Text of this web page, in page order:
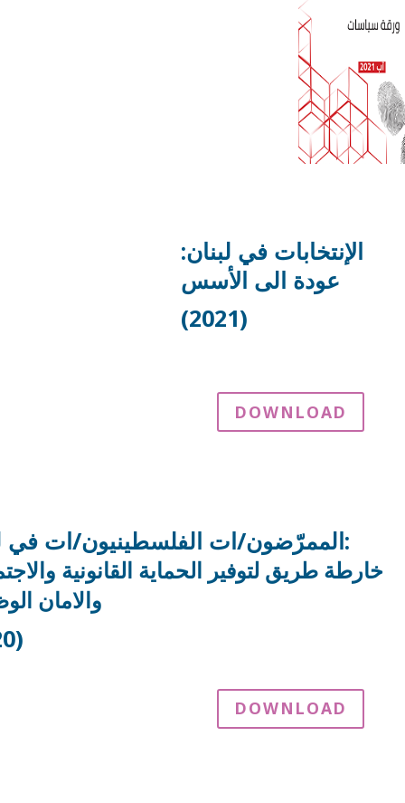
الإنتخابات في لبنان:
عودة الى الأسس
(2021)
DOWNLOAD
الممرّضون/ات الفلسطينيون/ات في لبنان:
خارطة طريق لتوفير الحماية القانونية
والامان
DOWNLOAD